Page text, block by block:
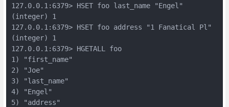
127.0.0.1:6379> HSET foo last_name "Engel"
(integer) 1
127.0.0.1:6379> HSET foo address "1 Fanatical Pl"
(integer) 1
127.0.0.1:6379> HGETALL foo
1) "first_name"
2) "Joe"
3) "last_name"
4) "Engel"
5) "address"